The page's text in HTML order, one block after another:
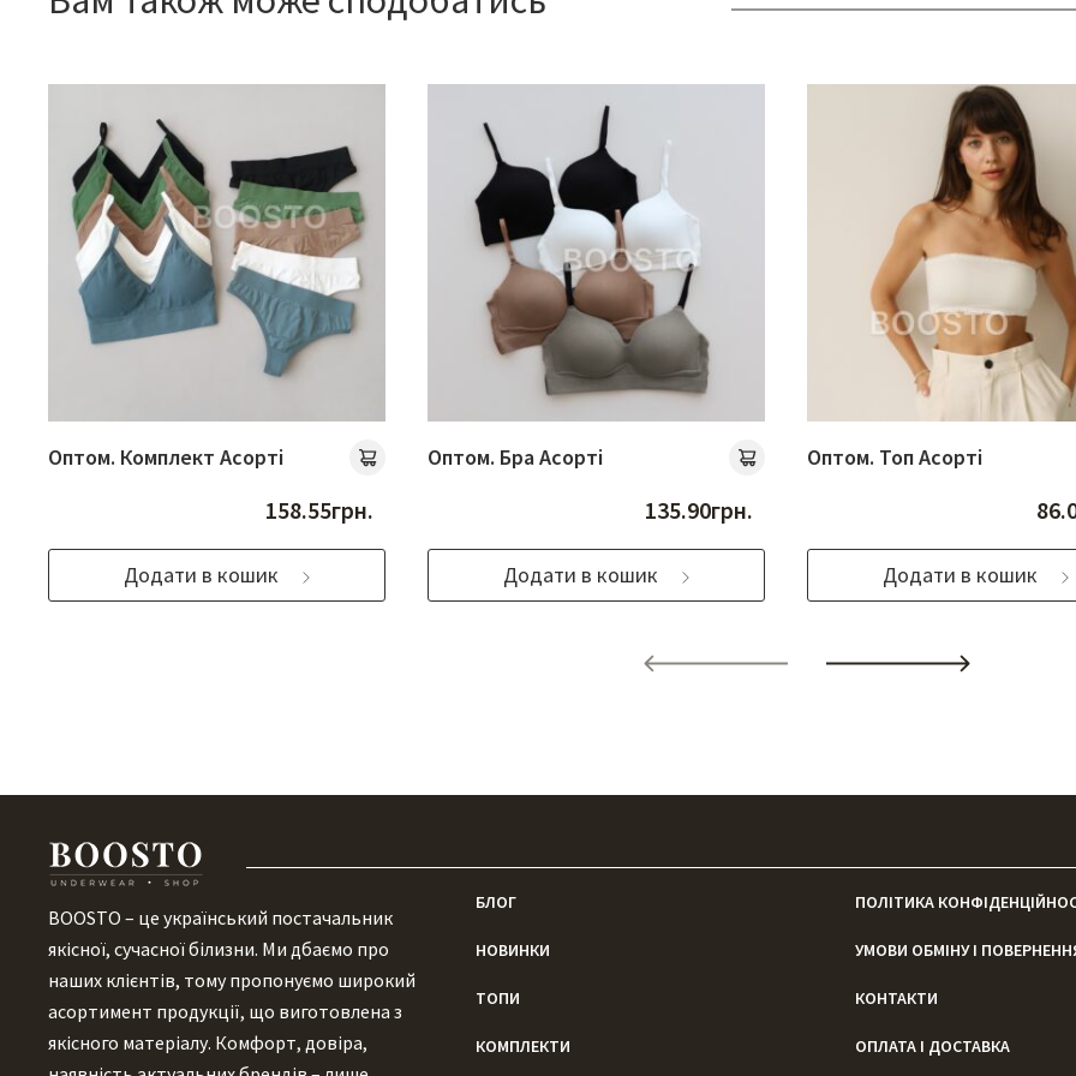
Оптом. Комплект Асорті
158.55грн.
Додати в кошик
Оптом. Бра Асорті
135.90грн.
Додати в кошик
Оптом. Топ Асорті
Додати в кошик
BOOSTO – це український постачальник
якісної, сучасної білизни. Ми дбаємо про
наших клієнтів, тому пропонуємо широкий
асортимент продукції, що виготовлена ​​з
якісного матеріалу. Комфорт, довіра,
БЛОГ
НОВИНКИ
ТОПИ
КОМПЛЕКТИ
ПОЛІТИКА
УМОВИ ОБМІНУ І
КОНТАКТИ
ОПЛАТА І ДОСТАВКА